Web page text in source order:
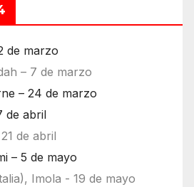
de marzo
– 7 de marzo
– 24 de marzo
de abril
de abril
– 5 de mayo
Imola - 19 de mayo